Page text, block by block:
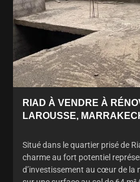
RIAD À VENDRE À
LAROUSSE,
Situé dans le quartier prisé de
charme au fort potentiel
d’investissement au cœur de la